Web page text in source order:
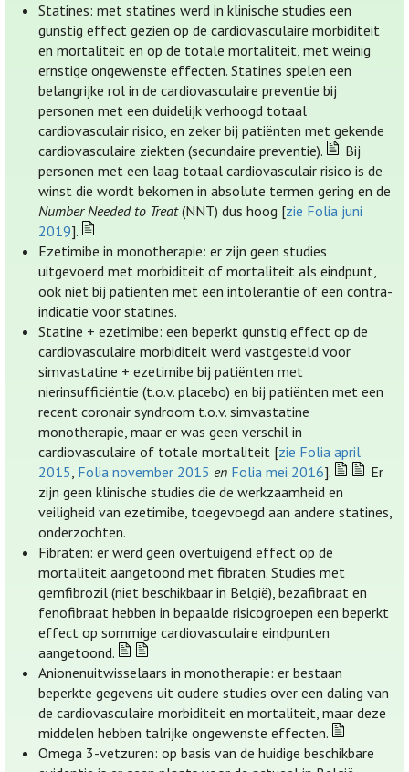
Statines: met statines werd in klinische studies een
gunstig effect gezien op de cardiovasculaire morbiditeit
en mortaliteit en op de totale mortaliteit, met weinig
ernstige ongewenste effecten. Statines spelen een
belangrijke rol in de cardiovasculaire preventie bij
personen met een duidelijk verhoogd totaal
cardiovasculair risico, en zeker bij patiënten met gekende
cardiovasculaire ziekten (secundaire preventie).
Bij
personen met een laag totaal cardiovasculair risico is de
winst die wordt bekomen in absolute termen gering en de
Number Needed to Treat(NNT) dus hoog [zie Folia juni
2019].
Ezetimibe in monotherapie: er zijn geen studies
uitgevoerd met morbiditeit of mortaliteit als eindpunt,
ook niet bij patiënten met een intolerantie of een contra-
indicatie voor statines.
Statine + ezetimibe: een beperkt gunstig effect op de
cardiovasculaire morbiditeit werd vastgesteld voor
simvastatine + ezetimibe bij patiënten met
nierinsufficiëntie (t.o.v. placebo) en bij patiënten met een
recent coronair syndroom t.o.v. simvastatine
monotherapie, maar er was geen verschil in
cardiovasculaire of totale mortaliteit [zie Folia april
2015, Folia november 2015 en Folia mei 2016].
Er
zijn geen klinische studies die de werkzaamheid en
veiligheid van ezetimibe, toegevoegd aan andere statines,
onderzochten.
Fibraten: er werd geen overtuigend effect op de
mortaliteit aangetoond met fibraten. Studies met
gemfibrozil (niet beschikbaar in België), bezafibraat en
fenofibraat hebben in bepaalde risicogroepen een beperkt
effect op sommige cardiovasculaire eindpunten
aangetoond.
Anionenuitwisselaars in monotherapie: er bestaan
beperkte gegevens uit oudere studies over een daling van
de cardiovasculaire morbiditeit en mortaliteit, maar deze
middelen hebben talrijke ongewenste effecten.
Omega 3-vetzuren: op basis van de huidige beschikbare